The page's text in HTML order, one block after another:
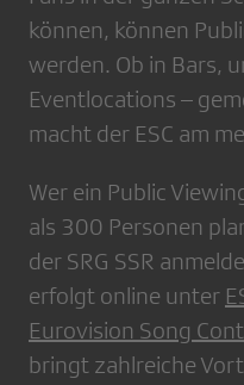
können, können
werden. Ob in Bars,
Eventlocations –
macht der ESC am
Wer ein Public
als 300 Personen
der SRG SSR
erfolgt online unter
Eurovision Song
bringt zahlreiche